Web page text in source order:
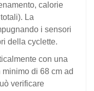
calorie
La
i sensori
della cyclette.
con una
di 68 cm ad
verificare